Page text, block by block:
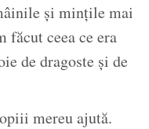
și mințile mai
făcut ceea ce era
de dragoste și de
mereu ajută.